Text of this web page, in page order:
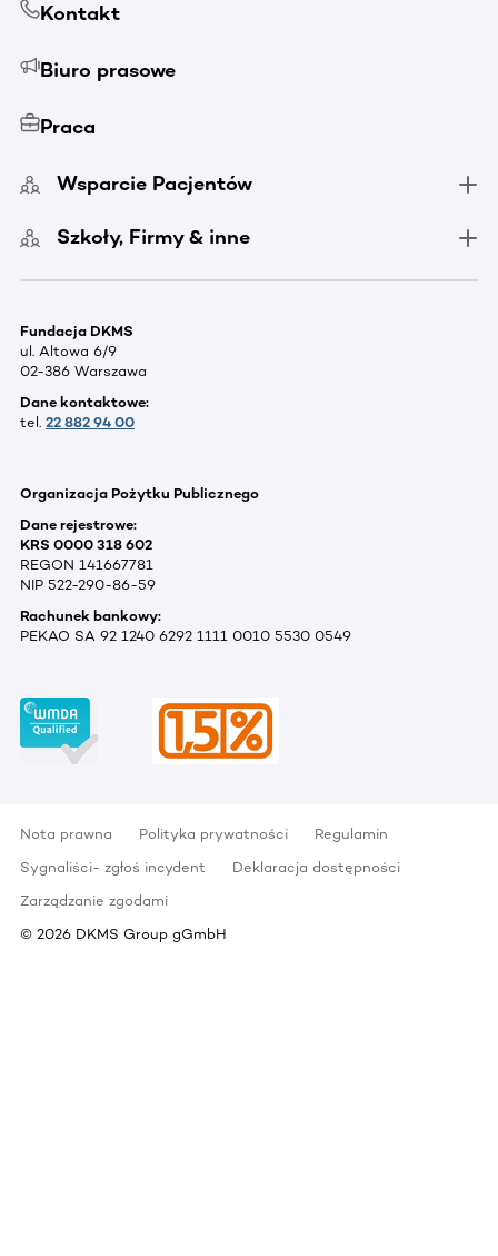
Kontakt
Biuro prasowe
Praca
Wsparcie Pacjentów
Szkoły, Firmy & inne
Fundacja DKMS
ul. Altowa 6/9
02-386 Warszawa
Dane kontaktowe:
tel. 22 882 94 00
Organizacja Pożytku Publicznego
Dane rejestrowe:
KRS 0000 318 602
REGON 141667781
NIP 522-290-86-59
Rachunek bankowy:
PEKAO SA 92 1240 6292 1111 0010 5530 0549
Nota prawna Polityka prywatności
Regulamin
Sygnaliści- zgłoś incydent
Deklaracja dostępności
Zarządzanie zgodami
© 2026 DKMS Group gGmbH